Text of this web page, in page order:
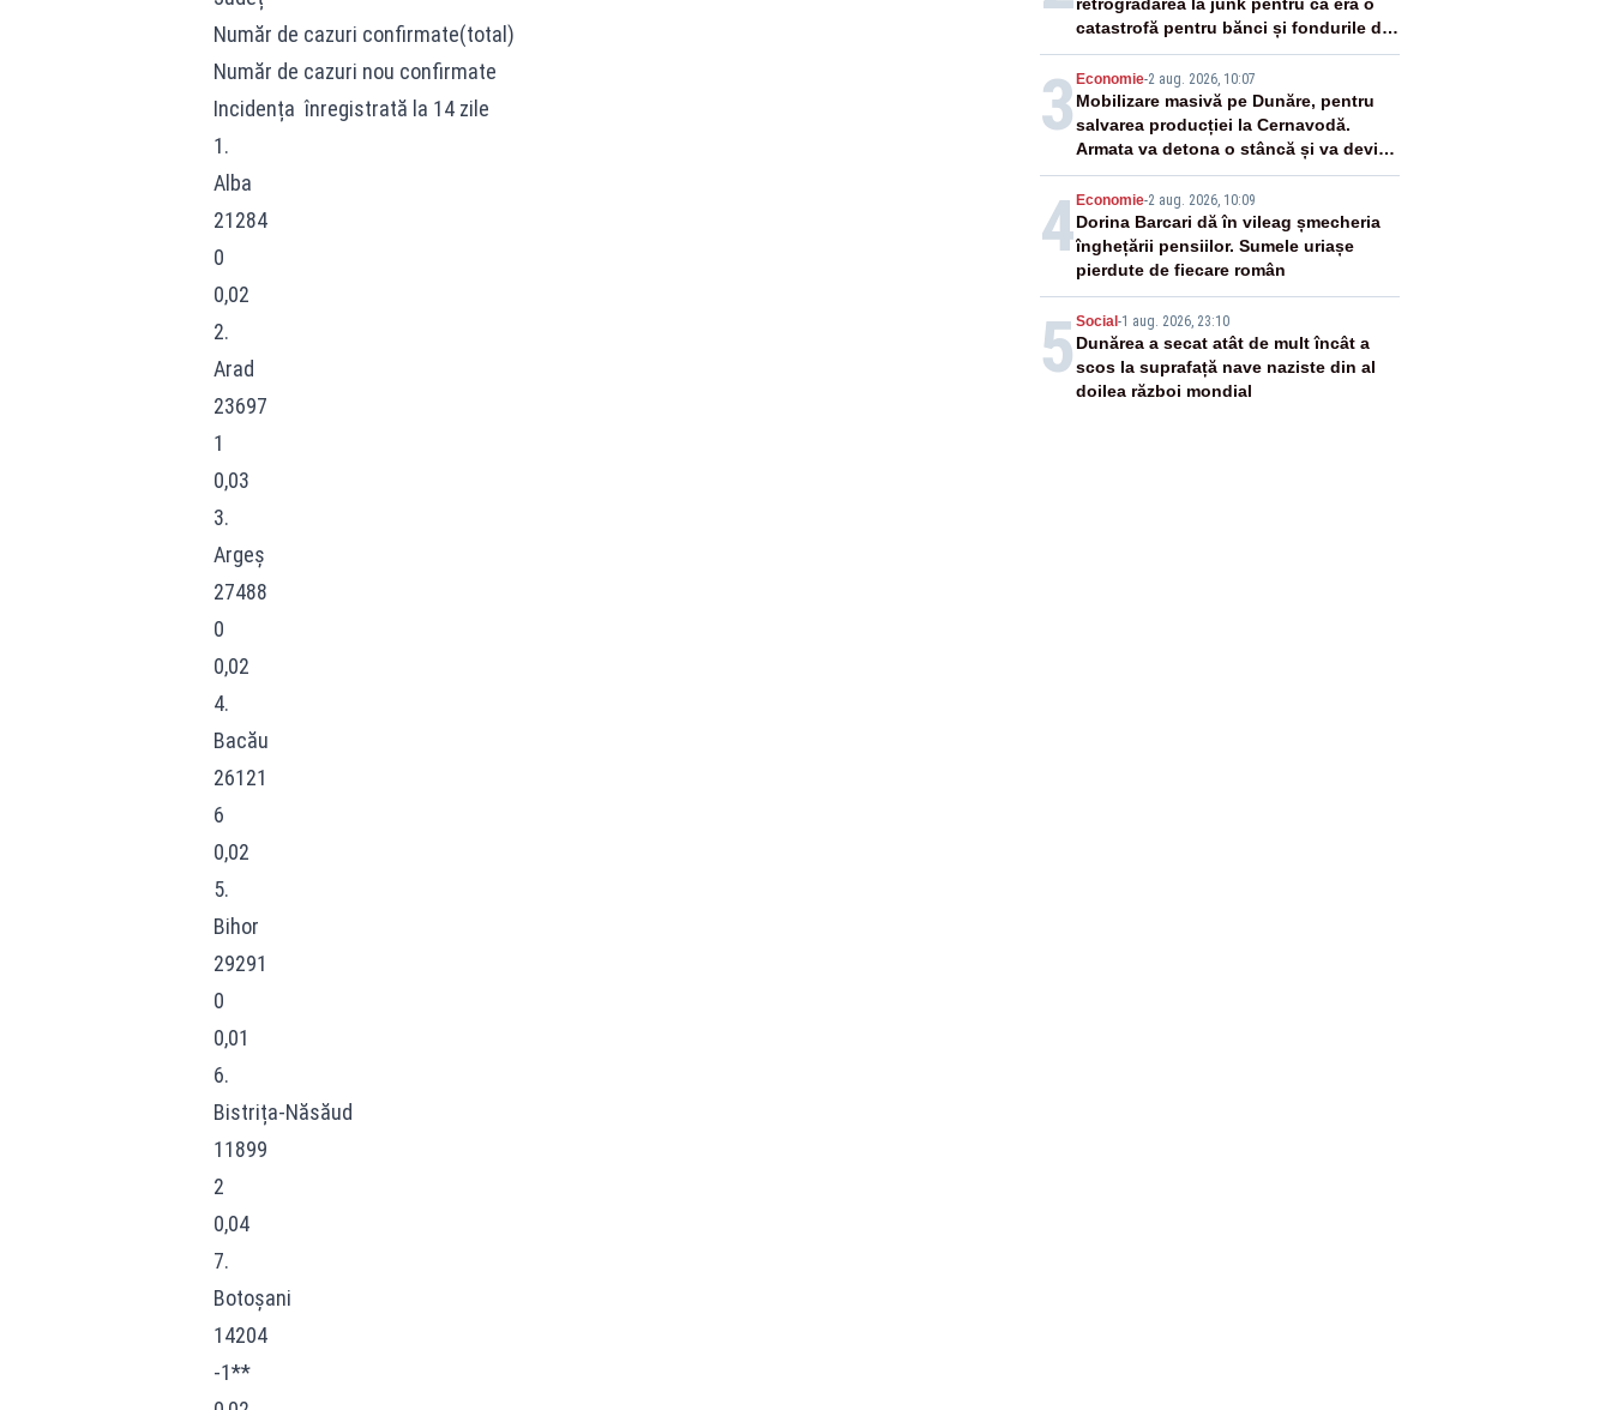
Număr de cazuri confirmate(total)
Număr de cazuri nou confirmate
Incidența înregistrată la 14 zile
1.
Alba
21284
0
0,02
2.
Arad
23697
1
0,03
3.
Argeș
27488
0
0,02
4.
Bacău
26121
6
0,02
5.
Bihor
29291
0
0,01
6.
Bistrița-Năsăud
11899
2
0,04
7.
Botoșani
14204
-1**
catastrofă pentru bănci și fondurile de
pensii
3 Economie-2 aug. 2026, 10:07
Mobilizare masivă pe Dunăre, pentru
salvarea producției la Cernavodă.
Armata va detona o stâncă și va devia
apa fluviului - IMAGINI AERIENE
4 Economie-2 aug. 2026, 10:09
Dorina Barcari dă în vileag șmecheria
înghețării pensiilor. Sumele uriașe
pierdute de fiecare român
5 Social -1 aug. 2026, 23:10
Dunărea a secat atât de mult încât a
scos la suprafață nave naziste din al
doilea război mondial